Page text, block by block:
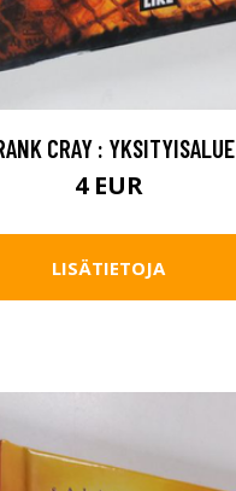
CRAY : YKSITYISALUE
4 EUR
LISÄTIETOJA